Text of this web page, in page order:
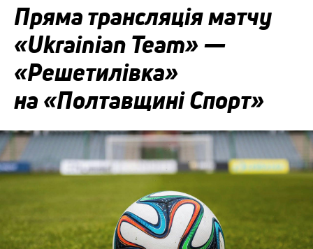
Пряма трансляція матчу
«Ukrainian Team» —
«Решетилівка»
на «Полтавщині Спорт»